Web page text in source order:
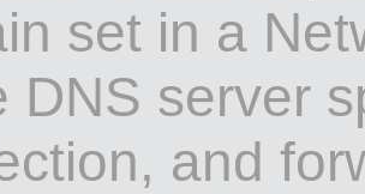
set in a
DNS server
and